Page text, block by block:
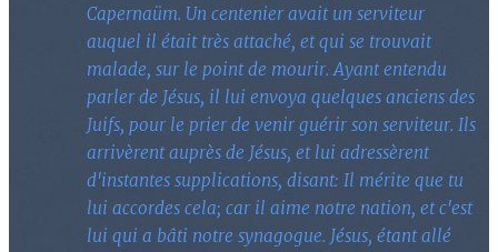
Capernaüm. Un centenier avait un serviteur
auquel il était très attaché, et qui se trouvait
malade, sur le point de mourir. Ayant entendu
parler de Jésus, il lui envoya quelques anciens des
Juifs, pour le prier de venir guérir son serviteur. Ils
arrivèrent auprès de Jésus, et lui adressèrent
d'instantes supplications, disant: Il mérite que tu
lui accordes cela; car il aime notre nation, et c'est
lui qui a bâti notre synagogue. Jésus, étant allé